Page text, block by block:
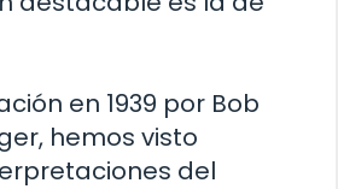
en 1939 por Bob
hemos visto
del